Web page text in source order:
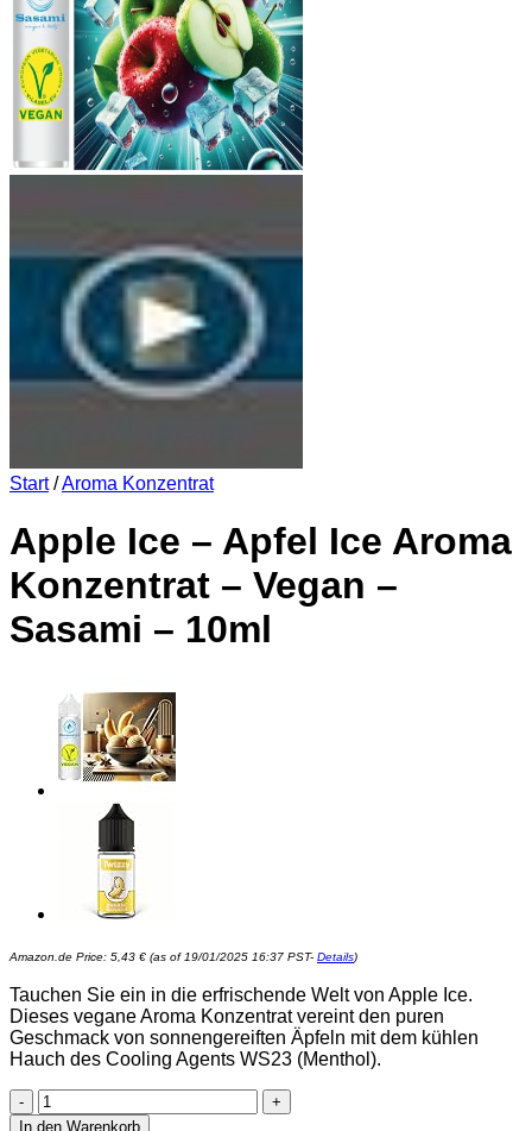
Start /Aroma Konzentrat
Apple Ice – Apfel Ice Aroma
Konzentrat – Vegan –
Sasami – 10ml
Amazon.de Price: 5,43 € (as of 19/01/2025 16:37 PST- Details)
Tauchen Sie ein in die erfrischende Welt von Apple Ice.
Dieses vegane Aroma Konzentrat vereint den puren
Geschmack von sonnengereiften Äpfeln mit dem kühlen
Hauch des Cooling Agents WS23 (Menthol).
Apple
Ice
In den Warenkorb